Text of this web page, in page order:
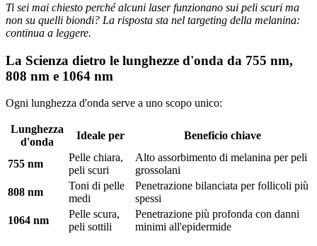
Ti sei mai chiesto perché alcuni laser funzionano sui peli scuri ma
non su quelli biondi? La risposta sta nel targeting della melanina:
continua a leggere.
La Scienza dietro le lunghezze d'onda da 755 nm,
808 nm e 1064 nm
Ogni lunghezza d'onda serve a uno scopo unico:
Lunghezza
d'onda
Ideale per Beneficio chiave
755 nm
Pelle chiara,
peli scuri
Alto assorbimento di melanina per peli
grossolani
808 nm
Toni di pelle
medi
Penetrazione bilanciata per follicoli più
spessi
1064 nm
Pelle scura,
peli sottili
Penetrazione più profonda con danni
minimi all'epidermide